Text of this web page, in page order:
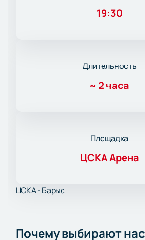
19:30
Длительность
~ 2 часа
Площадка
ЦСКА Арена
ЦСКА - Барыс
Почему выбирают нас